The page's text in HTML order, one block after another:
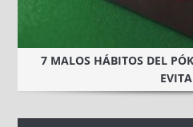
7 MALOS HÁBITOS DEL